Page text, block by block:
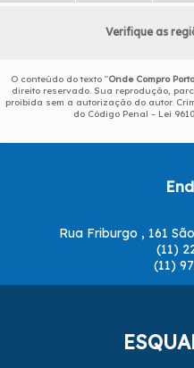
Verifique as
O conteúdo do texto "Onde Compro
direito reservado. Sua reprodução,
proibida sem a autorização do autor.
do Código Penal – Lei
Rua Friburgo , 161
(11)
(11)